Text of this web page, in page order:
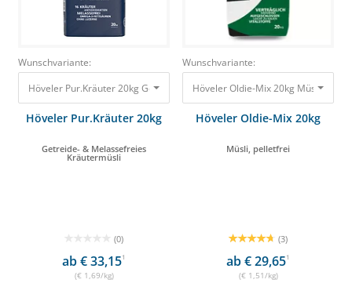
Wunschvariante:
Höveler Pur.Kräuter 20kg Getreide- & Melassefreies Kräutermüsli 33,80 €
Höveler Pur.Kräuter 20kg
Getreide- & Melassefreies
Kräutermüsli
(0)
ab € 33,151
(€ 1,69/kg)
Wunschvariante:
Höveler Oldie-Mix 20kg Müsli,
Höveler Oldie-Mix 20kg
Müsli, pelletfrei
(3)
ab € 29,651
(€ 1,51/kg)